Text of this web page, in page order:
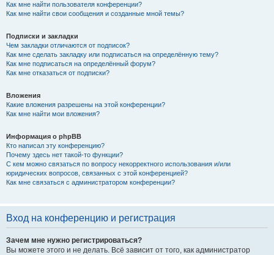
Как мне найти пользователя конференции?
Как мне найти свои сообщения и созданные мной темы?
Подписки и закладки
Чем закладки отличаются от подписок?
Как мне сделать закладку или подписаться на определённую тему?
Как мне подписаться на определённый форум?
Как мне отказаться от подписки?
Вложения
Какие вложения разрешены на этой конференции?
Как мне найти мои вложения?
Информация о phpBB
Кто написал эту конференцию?
Почему здесь нет такой-то функции?
С кем можно связаться по вопросу некорректного использования и/или
юридических вопросов, связанных с этой конференцией?
Как мне связаться с администратором конференции?
Вход на конференцию и регистрация
Зачем мне нужно регистрироваться?
Вы можете этого и не делать. Всё зависит от того, как администратор